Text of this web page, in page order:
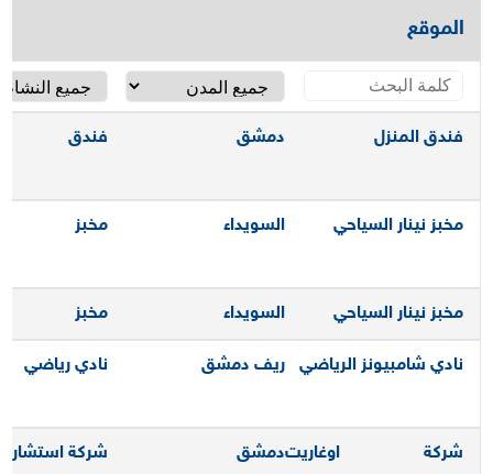
الموقع
فندق المنزل دمشق فندق
مخبز نينار السياحي السويداء مخبز
مخبز نينار السياحي السويداء مخبز
نادي شامبيونز الرياضي ريف دمشق نادي رياضي
شركة اوغاريتدمشق شركة